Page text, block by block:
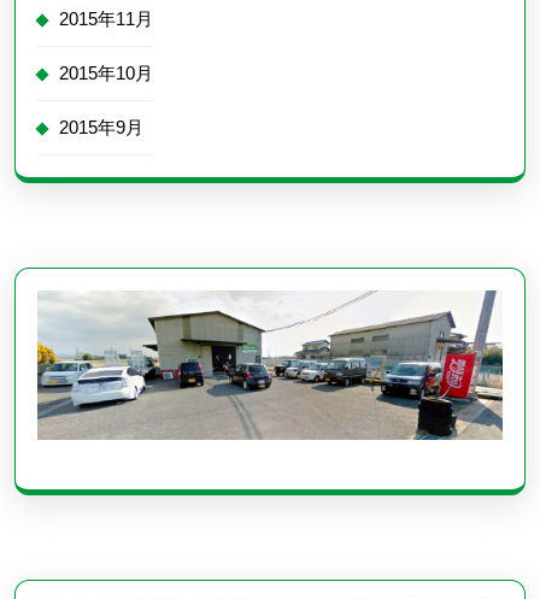
2015年11月
2015年10月
2015年9月